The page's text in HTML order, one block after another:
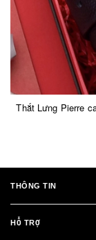
Thắt Lưng Pierre
THÔNG TIN
HỖ TRỢ